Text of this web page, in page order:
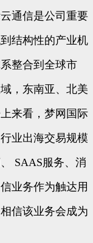
通信是公司重要
结构性的产业机
整合到全球市
，东南亚、北美
来看，梦网国际
业出海交易规模
SAAS服务、消
业务作为触达用
信该业务会成为